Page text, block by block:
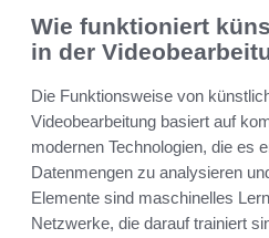
Wie funktioniert
in der
Die Funktionsweise von
Videobearbeitung basiert auf
modernen Technologien, die es
Datenmengen zu analysieren
Elemente sind maschinelles
Netzwerke, die darauf trainiert